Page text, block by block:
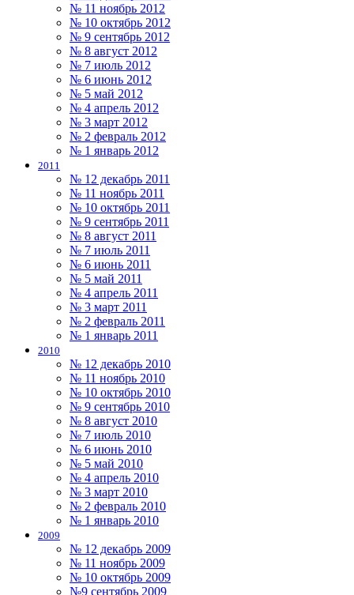
№ 11 ноябрь 2012
№ 10 октябрь 2012
№ 9 сентябрь 2012
№ 8 август 2012
№ 7 июль 2012
№ 6 июнь 2012
№ 5 май 2012
№ 4 апрель 2012
№ 3 март 2012
№ 2 февраль 2012
№ 1 январь 2012
2011
№ 12 декабрь 2011
№ 11 ноябрь 2011
№ 10 октябрь 2011
№ 9 сентябрь 2011
№ 8 август 2011
№ 7 июль 2011
№ 6 июнь 2011
№ 5 май 2011
№ 4 апрель 2011
№ 3 март 2011
№ 2 февраль 2011
№ 1 январь 2011
2010
№ 12 декабрь 2010
№ 11 ноябрь 2010
№ 10 октябрь 2010
№ 9 сентябрь 2010
№ 8 август 2010
№ 7 июль 2010
№ 6 июнь 2010
№ 5 май 2010
№ 4 апрель 2010
№ 3 март 2010
№ 2 февраль 2010
№ 1 январь 2010
2009
№ 12 декабрь 2009
№ 11 ноябрь 2009
№ 10 октябрь 2009
№9 сентябрь 2009